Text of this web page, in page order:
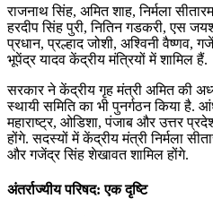
राजनाथ सिंह, अमित शाह, निर्मला
हरदीप सिंह पुरी, नितिन गडकरी, एस
प्रधान, प्रल्हाद जोशी, अश्विनी वैष्णव,
भूपेंद्र यादव केंद्रीय मंत्रियों में शामिल हैं.
सरकार ने केंद्रीय गृह मंत्री अमित की
स्थायी समिति का भी पुनर्गठन किया है.
महाराष्ट्र, ओडिशा, पंजाब और उत्तर
होंगे. सदस्यों में केंद्रीय मंत्री निर्मला
और गजेंद्र सिंह शेखावत शामिल होंगे.
अंतर्राज्यीय परिषद: एक दृष्टि